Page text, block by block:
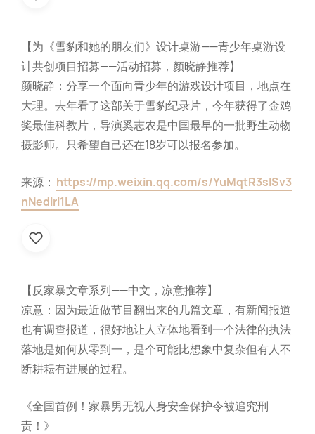
【为《雪豹和她的朋友们》设计桌游——青少年桌游设
计共创项目招募——活动招募，颜晓静推荐】
颜晓静：分享一个面向青少年的游戏设计项目，地点在
大理。去年看了这部关于雪豹纪录片，今年获得了金鸡
奖最佳科教片，导演奚志农是中国最早的一批野生动物
摄影师。只希望自己还在18岁可以报名参加。
来源： https://mp.weixin.qq.com/s/YuMqtR3slSv3
nNedIrl1LA
【反家暴文章系列——中文，凉意推荐】
凉意：因为最近做节目翻出来的几篇文章，有新闻报道
也有调查报道，很好地让人立体地看到一个法律的执法
落地是如何从零到一，是个可能比想象中复杂但有人不
断耕耘有进展的过程。
《全国首例！家暴男无视人身安全保护令被追究刑
责！》